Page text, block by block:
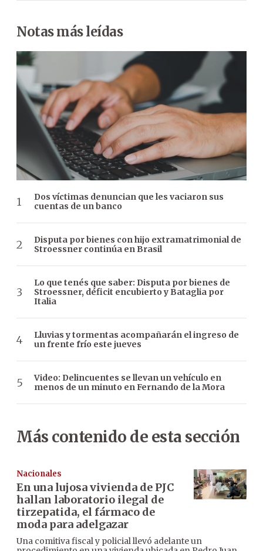
Notas más leídas
Dos víctimas denuncian que les vaciaron sus
cuentas de un banco
Disputa por bienes con hijo extramatrimonial de
Stroessner continúa en Brasil
Lo que tenés que saber: Disputa por bienes de
Stroessner, déficit encubierto y Bataglia por
Italia
Lluvias y tormentas acompañarán el ingreso de
un frente frío este jueves
Video: Delincuentes se llevan un vehículo en
menos de un minuto en Fernando de la Mora
Más contenido de esta sección
Nacionales
En una lujosa vivienda de PJC
hallan laboratorio ilegal de
tirzepatida, el fármaco de
moda para adelgazar
Una comitiva fiscal y policial llevó adelante un